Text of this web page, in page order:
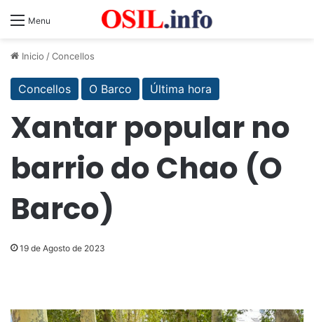
Menu
Inicio /Concellos
Concellos O Barco Última hora
Xantar popular no
barrio do Chao (O
Barco)
19 de Agosto de 2023